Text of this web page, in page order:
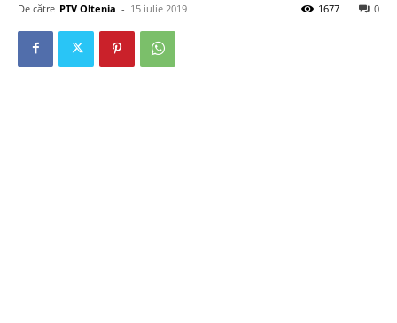
De către PTV Oltenia - 15 iulie 2019 0
1677